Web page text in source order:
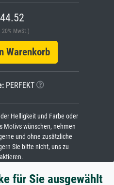
MwSt.)
PERFEKT
Helligkeit und Farbe oder
Motivs wünschen, nehmen
und ohne zusätzliche
Sie bitte nicht, uns zu
für Sie ausgewählt